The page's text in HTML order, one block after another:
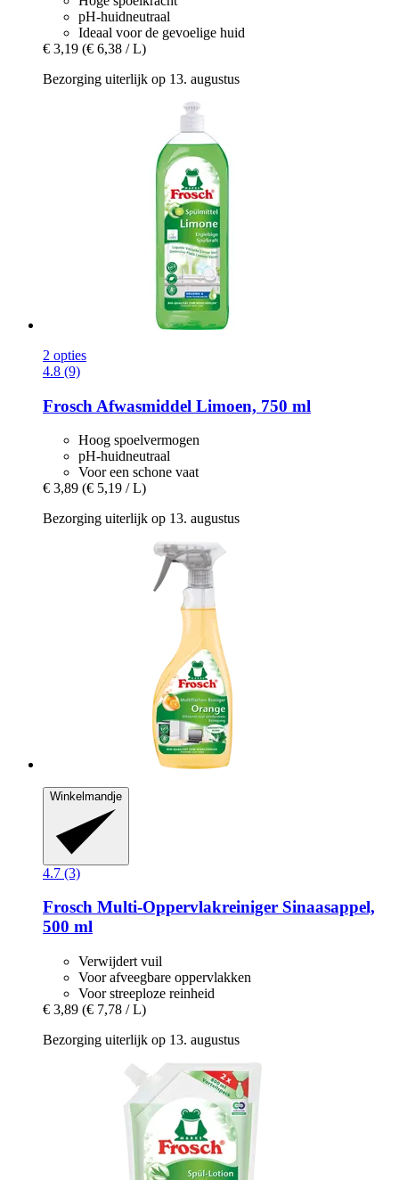
pH-huidneutraal
Ideaal voor de gevoelige huid
€ 3,19 (€ 6,38 / L)
Bezorging uiterlijk op 13. augustus
2 opties
4.8 (9)
Frosch Afwasmiddel Limoen, 750 ml
Hoog spoelvermogen
pH-huidneutraal
Voor een schone vaat
€ 3,89 (€ 5,19 / L)
Bezorging uiterlijk op 13. augustus
Winkelmandje
4.7 (3)
Frosch Multi-​Oppervlakreiniger Sinaasappel,
500 ml
Verwijdert vuil
Voor afveegbare oppervlakken
Voor streeploze reinheid
€ 3,89 (€ 7,78 / L)
Bezorging uiterlijk op 13. augustus